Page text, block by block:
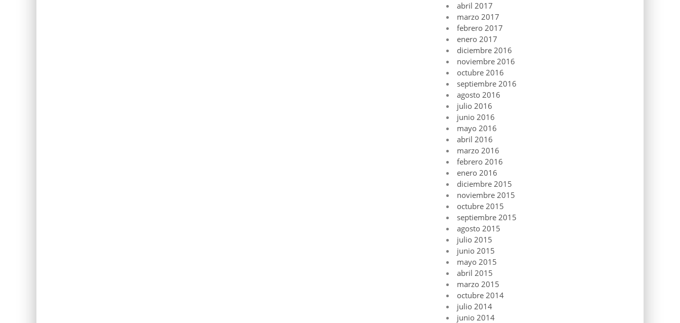
abril 2017
marzo 2017
febrero 2017
enero 2017
diciembre 2016
noviembre 2016
octubre 2016
septiembre 2016
agosto 2016
julio 2016
junio 2016
mayo 2016
abril 2016
marzo 2016
febrero 2016
enero 2016
diciembre 2015
noviembre 2015
octubre 2015
septiembre 2015
agosto 2015
julio 2015
junio 2015
mayo 2015
abril 2015
marzo 2015
octubre 2014
julio 2014
junio 2014